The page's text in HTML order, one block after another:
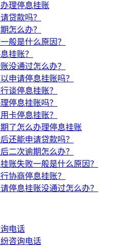
理停息挂账
贷款吗？
怎么办？
般是什么原因？
挂账？
没通过怎么办？
申请停息挂账吗？
谈停息挂账？
停息挂账吗？
卡停息挂账？
了怎么办理停息挂账
还能申请贷款吗？
二次逾期怎么办？
账失败一般是什么原因？
协商停息挂账？
停息挂账没通过怎么办？
电话
咨询电话